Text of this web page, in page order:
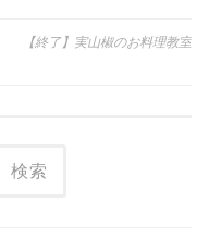
【終了】実山椒のお料理教室